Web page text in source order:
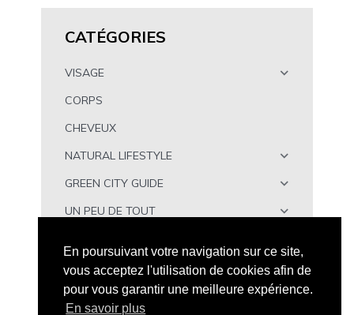
CATÉGORIES
VISAGE
CORPS
CHEVEUX
NATURAL LIFESTYLE
GREEN CITY GUIDE
UN PEU DE TOUT
En poursuivant votre navigation sur ce site,
vous acceptez l'utilisation de cookies afin de
pour vous garantir une meilleure expérience.
En savoir plus